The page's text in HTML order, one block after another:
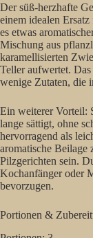
Der süß-herzhafte
einem idealen
es etwas
Mischung aus
karamellisierten
Teller aufwertet.
wenige Zutaten, die
Ein weiterer Vorteil:
lange sättigt, ohne
hervorragend als
aromatische Beilage
Pilzgerichten sein.
Kochanfänger oder
bevorzugen.
Portionen &